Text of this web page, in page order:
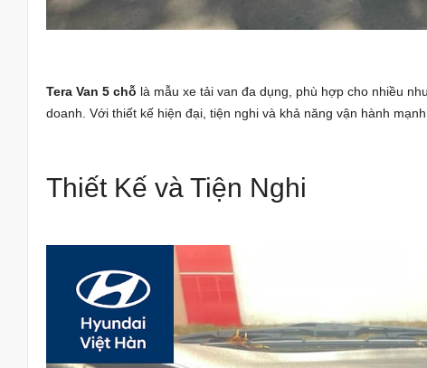
Tera Van 5 chỗ là mẫu xe tải van đa dụng, phù hợp cho nhiều
doanh. Với thiết kế hiện đại, tiện nghi và khả năng vận hành
Thiết Kế và Tiện Nghi